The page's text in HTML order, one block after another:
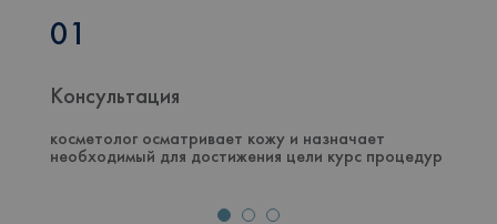
01
Консультация
косметолог осматривает кожу и назначает
необходимый для достижения цели курс процедур